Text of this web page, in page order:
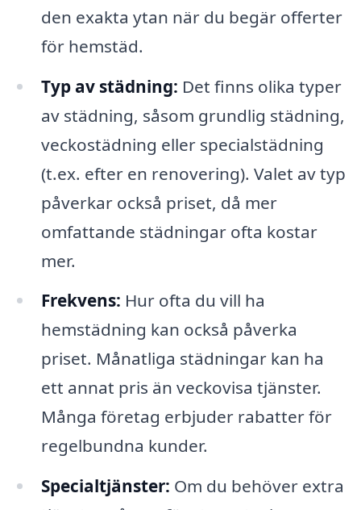
den exakta ytan när du begär offerter
för hemstäd.
Typ av städning: Det finns olika typer
av städning, såsom grundlig städning,
veckostädning eller specialstädning
(t.ex. efter en renovering). Valet av typ
påverkar också priset, då mer
omfattande städningar ofta kostar
mer.
Frekvens: Hur ofta du vill ha
hemstädning kan också påverka
priset. Månatliga städningar kan ha
ett annat pris än veckovisa tjänster.
Många företag erbjuder rabatter för
regelbundna kunder.
Specialtjänster: Om du behöver extra